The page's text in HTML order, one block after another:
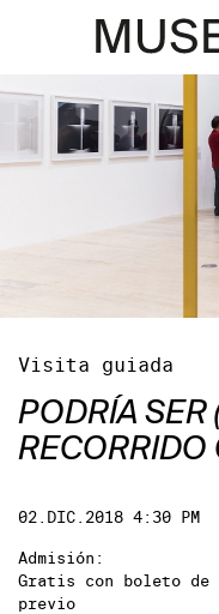
Visita guiada
PODRÍA SER
RECORRIDO
02.DIC.2018 4:30 PM
Admisión:
Gratis con boleto de
previo